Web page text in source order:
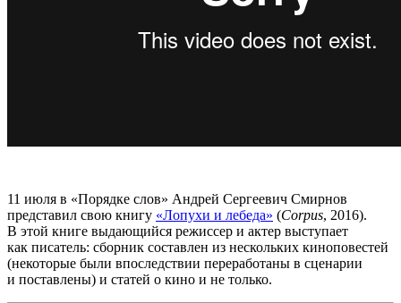
11 июля в «Порядке слов» Андрей Сергеевич Смирнов
представил свою книгу «Лопухи и лебеда» (Corpus, 2016).
В этой книге выдающийся режиссер и актер выступает
как писатель: сборник составлен из нескольких киноповестей
(некоторые были впоследствии переработаны в сценарии
и поставлены) и статей о кино и не только.